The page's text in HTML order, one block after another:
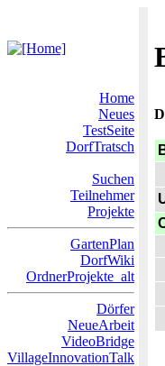
Home
Neues
TestSeite
DorfTratsch
Suchen
Teilnehmer
Projekte
GartenPlan
DorfWiki
OrdnerProjekte_alt
Dörfer
NeueArbeit
VideoBridge
VillageInnovationTalk